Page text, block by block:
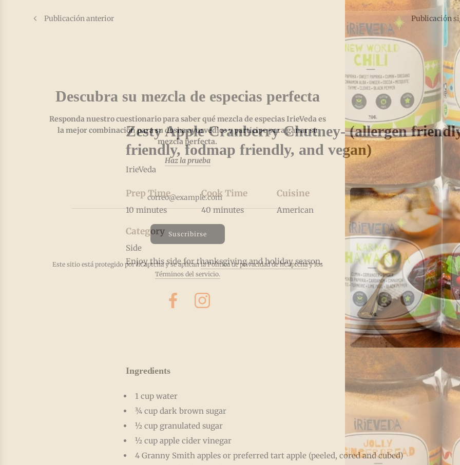
Publicación anterior Publicación
Zesty Apple Cranberry Chutney- (allergen
friendly, fodmap friendly, and vegan)
IrieVeda
Prep Time
10 minutes
Cook Time
40 minutes
Cuisine
American
Category
Side
Enjoy this side for thanksgiving and holiday season.
Ingredients
1 cup water
¾ cup dark brown sugar
½ cup granulated sugar
½ cup apple cider vinegar
4 Granny Smith apples or preferred tart apple (peeled, cored and cubed)
Descubra su mezcla de especias perfecta
Responda nuestro cuestionario para saber qué mezcla de especias IrieVeda es
la mejor combinación para su dosha ayurvédico y participe para ganar su
mezcla perfecta.
Haz la prueba
Suscribirse
Este sitio está protegido por hCaptcha y se aplicanla Política de privacidad de hCaptchay los
Términos del servicio.